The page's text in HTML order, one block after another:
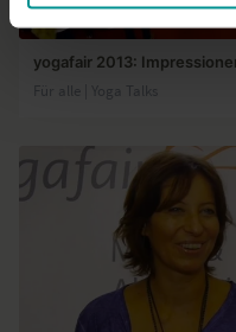
yogafair 2013:
Für alle | Yoga Talks